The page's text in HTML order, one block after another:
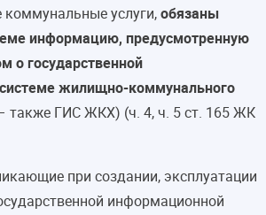
услуги,обязаны
информацию, предусмотренную
о государственной
жилищно-коммунального
также ГИС ЖКХ) (ч. 4, ч. 5 ст. 165 ЖК
при создании, эксплуатации
информационной